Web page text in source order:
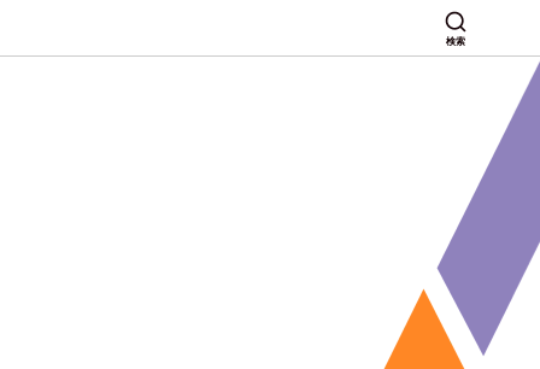
検索